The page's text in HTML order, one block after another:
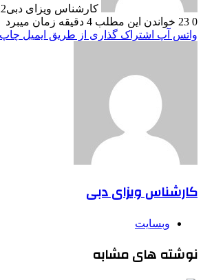
کارشناس ویزای دبی
0
خواندن این مطلب 4 دقیقه زمان میبرد
واتس آپ اشتراک گذاری از طریق ایمیل چاپ
کارشناس ویزای دبی
وبسایت
نوشته های مشابه